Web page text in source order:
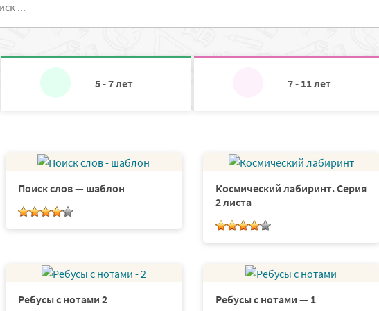
5 - 7 лет 7 - 11 лет
Поиск слов — шаблон
Космический лабиринт. Серия
2 листа
Ребусы с нотами 2 Ребусы с нотами — 1